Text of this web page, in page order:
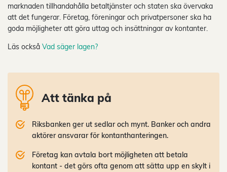
marknaden tillhandahålla betaltjänster och staten ska övervaka
att det fungerar. Företag, föreningar och privatpersoner ska ha
goda möjligheter att göra uttag och insättningar av kontanter.
Läs också Vad säger lagen?
Att tänka på
Riksbanken ger ut sedlar och mynt. Banker och andra
aktörer ansvarar för kontanthanteringen.
Företag kan avtala bort möjligheten att betala
kontant - det görs ofta genom att sätta upp en skylt i